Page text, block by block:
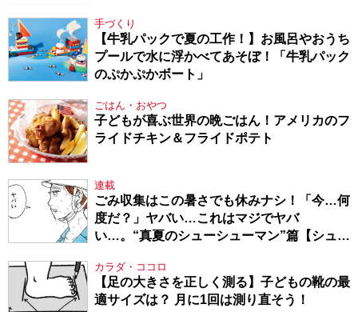
手づくり
【牛乳パックで夏の工作！】お風呂やおうち
プールで水に浮かべてあそぼ！「牛乳パック
のぷかぷかボート」
ごはん・おやつ
子どもが喜ぶ世界の晩ごはん！アメリカのフ
ライドチキン＆フライドポテト
連載
ごみ収集はこの暑さでも休みナシ！「今…何
度だ？」ヤバい…これはマジでヤバ
い…。“真夏のシューシューマン”篇【シュー
カラダ・ココロ
【足の大きさを正しく測る】子どもの靴の最
適サイズは？ 月に1回は測り直そう！